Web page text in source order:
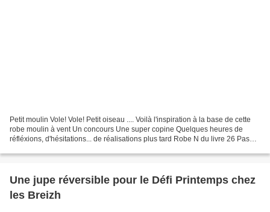
Petit moulin Vole! Vole! Petit oiseau .... Voilà l'inspiration à la base de cette
robe moulin à vent Un concours Une super copine Quelques heures de
réfléxions, d'hésitations... de réalisations plus tard Robe N du livre 26 Pas
Une jupe réversible pour le Défi Printemps chez
les Breizh